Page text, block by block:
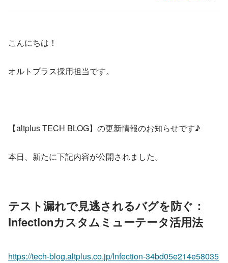
こんにちは！
オルトプラス採用担当です。
【altplus TECH BLOG】の更新情報のお知らせです♪
本日、新たに下記内容が公開されました。
テスト漏れで見逃されるバグを防ぐ：
Infectionカスタムミューテータ活用法
https://tech-blog.altplus.co.jp/Infection-34bd05e214e58035